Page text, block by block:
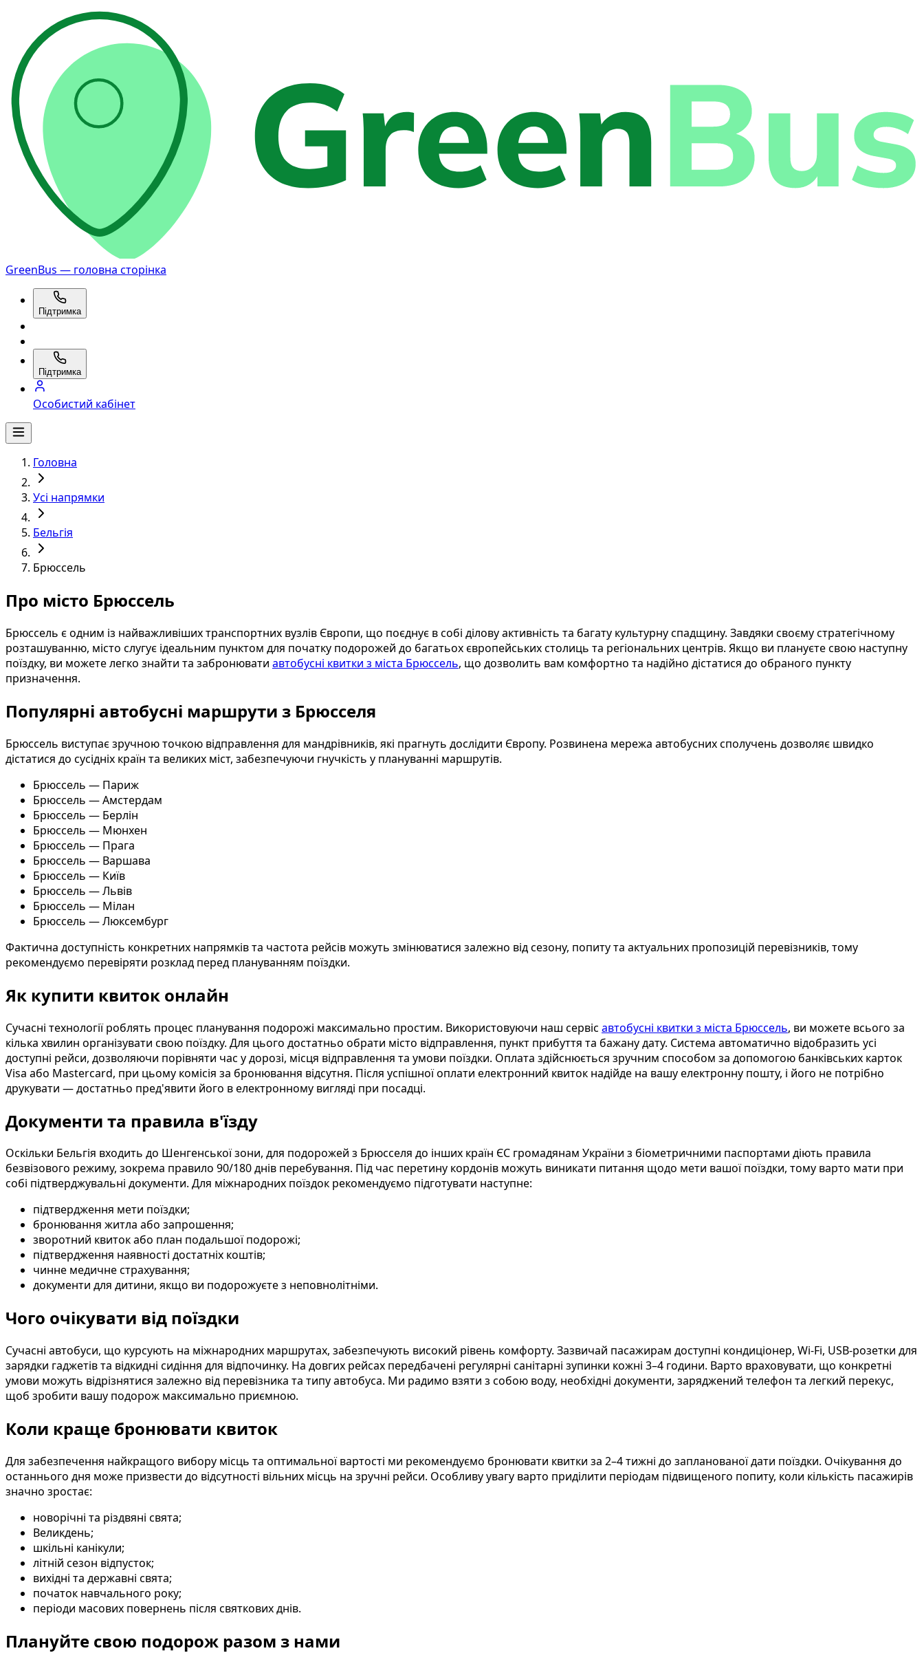
GreenBus — головна сторінка
Підтримка
Підтримка
Особистий кабінет
Головна
Усі напрямки
Бельгія
Брюссель
Про місто Брюссель
Брюссель є одним із найважливіших транспортних вузлів Європи, що поєднує в собі ділову активність та багату культурну спадщину. Завдяки своєму стратегічному
розташуванню, місто слугує ідеальним пунктом для початку подорожей до багатьох європейських столиць та регіональних центрів. Якщо ви плануєте свою наступну
поїздку, ви можете легко знайти та забронювати автобусні квитки з міста Брюссель, що дозволить вам комфортно та надійно дістатися до обраного пункту
призначення.
Популярні автобусні маршрути з Брюсселя
Брюссель виступає зручною точкою відправлення для мандрівників, які прагнуть дослідити Європу. Розвинена мережа автобусних сполучень дозволяє швидко
дістатися до сусідніх країн та великих міст, забезпечуючи гнучкість у плануванні маршрутів.
Брюссель — Париж
Брюссель — Амстердам
Брюссель — Берлін
Брюссель — Мюнхен
Брюссель — Прага
Брюссель — Варшава
Брюссель — Київ
Брюссель — Львів
Брюссель — Мілан
Брюссель — Люксембург
Фактична доступність конкретних напрямків та частота рейсів можуть змінюватися залежно від сезону, попиту та актуальних пропозицій перевізників, тому
рекомендуємо перевіряти розклад перед плануванням поїздки.
Як купити квиток онлайн
Сучасні технології роблять процес планування подорожі максимально простим. Використовуючи наш сервіс автобусні квитки з міста Брюссель, ви можете всього за
кілька хвилин організувати свою поїздку. Для цього достатньо обрати місто відправлення, пункт прибуття та бажану дату. Система автоматично відобразить усі
доступні рейси, дозволяючи порівняти час у дорозі, місця відправлення та умови поїздки. Оплата здійснюється зручним способом за допомогою банківських карток
Visa або Mastercard, при цьому комісія за бронювання відсутня. Після успішної оплати електронний квиток надійде на вашу електронну пошту, і його не потрібно
друкувати — достатньо пред'явити його в електронному вигляді при посадці.
Документи та правила в'їзду
Оскільки Бельгія входить до Шенгенської зони, для подорожей з Брюсселя до інших країн ЄС громадянам України з біометричними паспортами діють правила
безвізового режиму, зокрема правило 90/180 днів перебування. Під час перетину кордонів можуть виникати питання щодо мети вашої поїздки, тому варто мати при
собі підтверджувальні документи. Для міжнародних поїздок рекомендуємо підготувати наступне:
підтвердження мети поїздки;
бронювання житла або запрошення;
зворотний квиток або план подальшої подорожі;
підтвердження наявності достатніх коштів;
чинне медичне страхування;
документи для дитини, якщо ви подорожуєте з неповнолітніми.
Чого очікувати від поїздки
Сучасні автобуси, що курсують на міжнародних маршрутах, забезпечують високий рівень комфорту. Зазвичай пасажирам доступні кондиціонер, Wi-Fi, USB-розетки для
зарядки гаджетів та відкидні сидіння для відпочинку. На довгих рейсах передбачені регулярні санітарні зупинки кожні 3–4 години. Варто враховувати, що конкретні
умови можуть відрізнятися залежно від перевізника та типу автобуса. Ми радимо взяти з собою воду, необхідні документи, заряджений телефон та легкий перекус,
щоб зробити вашу подорож максимально приємною.
Коли краще бронювати квиток
Для забезпечення найкращого вибору місць та оптимальної вартості ми рекомендуємо бронювати квитки за 2–4 тижні до запланованої дати поїздки. Очікування до
останнього дня може призвести до відсутності вільних місць на зручні рейси. Особливу увагу варто приділити періодам підвищеного попиту, коли кількість пасажирів
значно зростає:
новорічні та різдвяні свята;
Великдень;
шкільні канікули;
літній сезон відпусток;
вихідні та державні свята;
початок навчального року;
періоди масових повернень після святкових днів.
Плануйте свою подорож разом з нами